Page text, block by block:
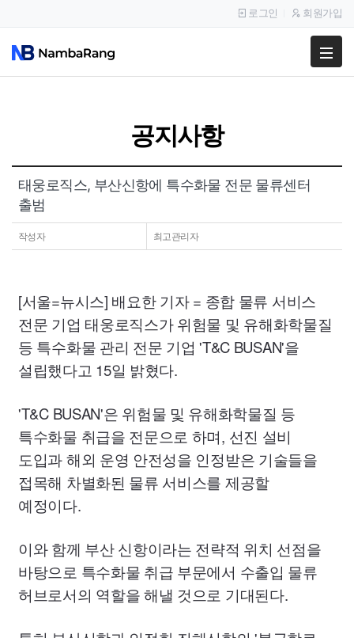
팔고
공지사항
이용후기
로그인 회원가입
공지사항
태웅로직스, 부산신항에 특수화물 전문 물류센터
출범
작성자 최고관리자
[서울=뉴시스] 배요한 기자 = 종합 물류 서비스
전문 기업 태웅로직스가 위험물 및 유해화학물질
등 특수화물 관리 전문 기업 'T&C BUSAN'을
설립했다고 15일 밝혔다.
'T&C BUSAN'은 위험물 및 유해화학물질 등
특수화물 취급을 전문으로 하며, 선진 설비
도입과 해외 운영 안전성을 인정받은 기술들을
접목해 차별화된 물류 서비스를 제공할
예정이다.
이와 함께 부산 신항이라는 전략적 위치 선점을
바탕으로 특수화물 취급 부문에서 수출입 물류
허브로서의 역할을 해낼 것으로 기대된다.